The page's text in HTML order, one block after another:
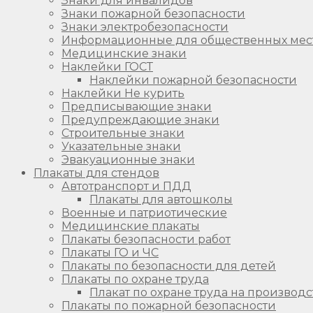
Знаки пожарной безопасности
Знаки электробезопасности
Информационные для общественных
Медицинские знаки
Наклейки ГОСТ
Наклейки пожарной безопасности
Наклейки Не курить
Предписывающие знаки
Предупреждающие знаки
Строительные знаки
Указательные знаки
Эвакуационные знаки
Плакаты для стендов
Автотранспорт и ПДД
Плакаты для автошколы
Военные и патриотические
Медицинские плакаты
Плакаты безопасности работ
Плакаты ГО и ЧС
Плакаты по безопасности для детей
Плакаты по охране труда
Плакат по охране труда на
Плакаты по пожарной безопасности